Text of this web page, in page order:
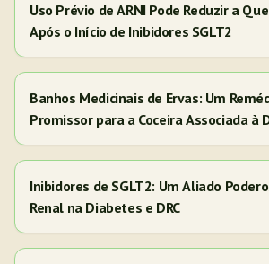
Uso Prévio de ARNI Pode Reduzir a
Após o Início de Inibidores SGLT2
Banhos Medicinais de Ervas: Um
Promissor para a Coceira Associada à
Inibidores de SGLT2: Um Aliado
Renal na Diabetes e DRC